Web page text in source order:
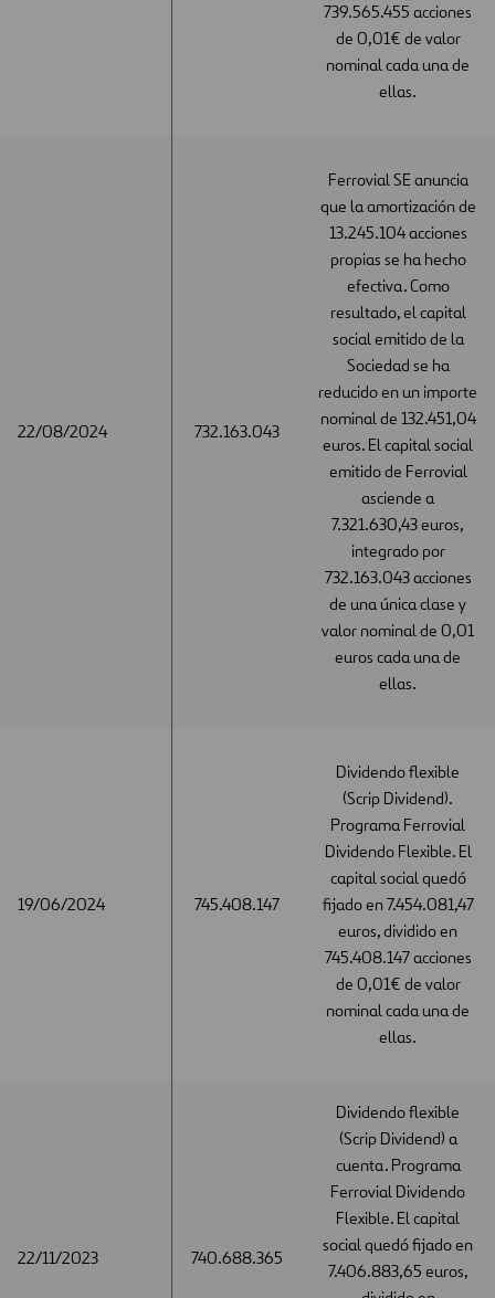
22/08/2024
19/06/2024
22/11/2023
739.565.455 acciones
de 0,01€ de valor
nominal cada una de
ellas.
22/08/2024 732.163.043
Ferrovial SE anuncia
que la amortización de
13.245.104 acciones
propias se ha hecho
efectiva. Como
resultado, el capital
social emitido de la
Sociedad se ha
reducido en un importe
nominal de 132.451,04
euros. El capital social
emitido de Ferrovial
asciende a
7.321.630,43 euros,
integrado por
732.163.043 acciones
de una única clase y
valor nominal de 0,01
euros cada una de
ellas.
19/06/2024 745.408.147
Dividendo flexible
(Scrip Dividend).
Programa Ferrovial
Dividendo Flexible. El
capital social quedó
fijado en 7.454.081,47
euros, dividido en
745.408.147 acciones
de 0,01€ de valor
nominal cada una de
ellas.
22/11/2023 740.688.365
Dividendo flexible
(Scrip Dividend) a
cuenta. Programa
Ferrovial Dividendo
Flexible. El capital
social quedó fijado en
7.406.883,65 euros,